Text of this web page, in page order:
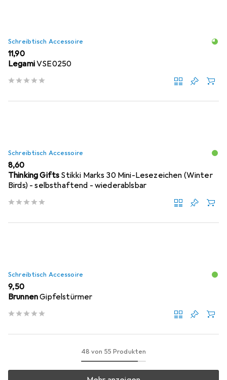
Schreibtisch Accessoire
EUR
11,90
LegamiVSE0250
Schreibtisch Accessoire
EUR
8,60
Thinking Gifts Stikki Marks 30 Mini-Lesezeichen (Winter
Birds) - selbsthaftend - wiederablsbar
Schreibtisch Accessoire
EUR
9,50
BrunnenGipfelstürmer
48 von 55 Produkten